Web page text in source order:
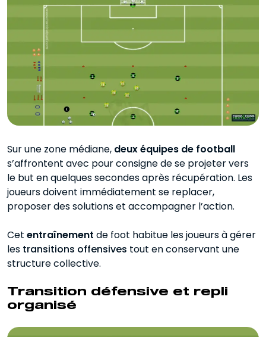
Sur une zone médiane, deux équipes de football
s’affrontent avec pour consigne de se projeter vers
le but en quelques secondes après récupération. Les
joueurs doivent immédiatement se replacer,
proposer des solutions et accompagner l’action.
Cet entraînement de foot habitue les joueurs à gérer
les transitions offensives tout en conservant une
structure collective.
Transition défensive et repli
organisé